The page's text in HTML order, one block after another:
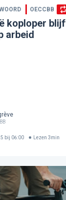
OECCBB
koploper
arbeid
bij 06:00 Lezen 3min